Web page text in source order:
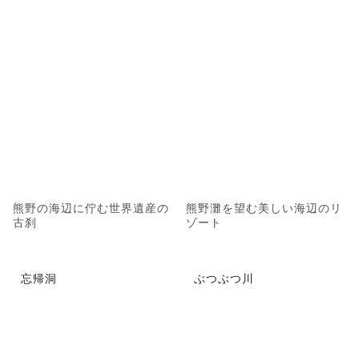
熊野の海辺に佇む世界遺産の
古刹
熊野灘を望む美しい海辺のリ
ゾート
忘帰洞 ぶつぶつ川